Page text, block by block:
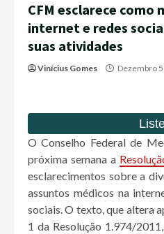
CFM esclarece como
internet e redes
suas atividades
Vinícius Gomes Dezembro
O Conselho Federal de
próxima semana a
esclarecimentos sobre a
assuntos médicos na
sociais. O texto, que altera
1 da Resolução 1.974/